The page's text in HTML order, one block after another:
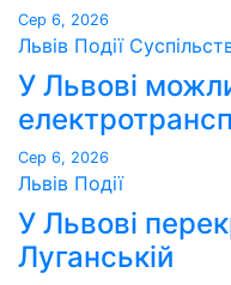
Сер 6, 2026
Львів Події
У Львові
Сер 6, 2026
Львів Події
У Львові
Луганській